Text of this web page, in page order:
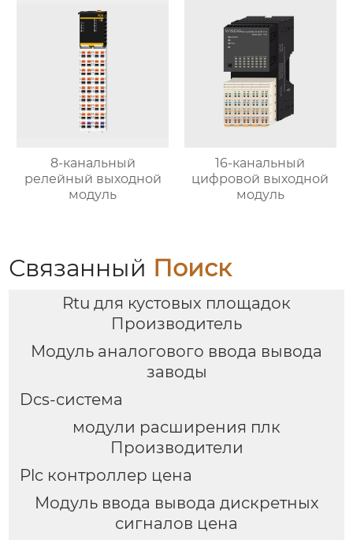
8-канальный
релейный выходной
модуль
16-канальный
цифровой выходной
модуль
Связанный Поиск
Rtu для кустовых площадок
Производитель
Модуль аналогового ввода вывода
заводы
Dcs-система
модули расширения плк
Производители
Plc контроллер цена
Модуль ввода вывода дискретных
сигналов цена